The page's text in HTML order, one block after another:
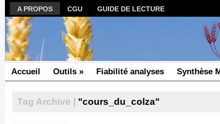
A PROPOS CGU GUIDE DE LECTURE
Accueil Outils » Fiabilité analyses Synthèse
Tag Archive | "cours_du_colza"